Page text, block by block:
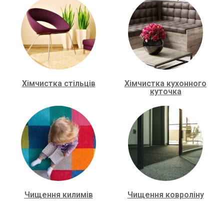
Хімчистка стільців
Хімчистка кухонного
куточка
Чищення килимів Чищення ковроліну